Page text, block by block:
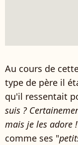
Au cours de
type de père il
qu'il ressentait
suis ?
mais je les adore !
comme ses "